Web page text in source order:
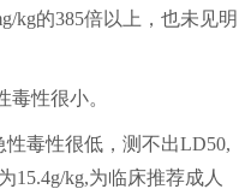
kg的385倍以上，也未见明
性很小。
毒性很低，测不出LD50,
15.4g/kg,为临床推荐成人